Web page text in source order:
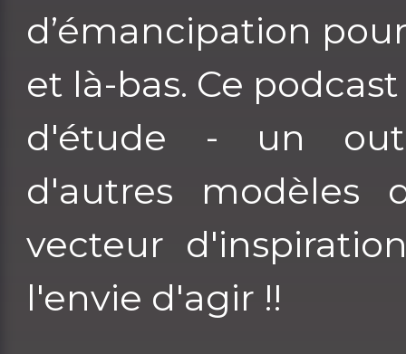
d’émancipation
et là-bas. Ce
d'étude - un
d'autres modèles
vecteur
l'envie d'agir !!